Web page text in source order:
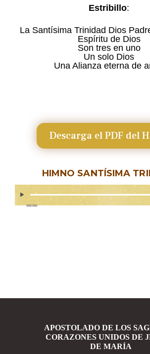
Estribillo:
La Santísima Trinidad Dios
Espíritu de Dios
Son tres en uno
Un solo Dios
Una Alianza eterna de
Descarga el PDF del
HIMNO SANTÍSIMA
00:00
APOSTOLADO DE LOS
CORAZONES UNIDOS DE
DE MARÍA